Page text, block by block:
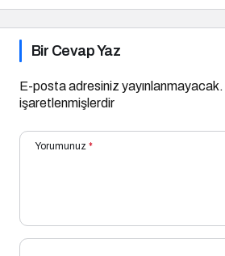
Bir Cevap Yaz
E-posta adresiniz yayınlanmayacak.
işaretlenmişlerdir
Yorumunuz *